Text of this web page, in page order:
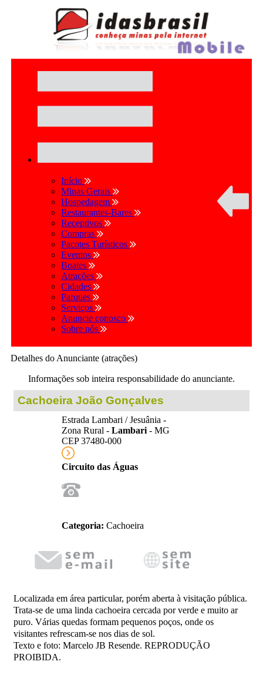
Início
Minas Gerais
Hospedagem
Restaurantes-Bares
Receptivos
Compras
Pacotes Turísticos
Eventos
Boates
Atrações
Cidades
Parques
Serviços
Anuncie conosco
Sobre nós
Detalhes do Anunciante (atrações)
Informações sob inteira responsabilidade do anunciante.
Cachoeira João Gonçalves
Estrada Lambari / Jesuânia -
Zona Rural - Lambari - MG
CEP 37480-000
Circuito das Águas
Categoria: Cachoeira
Localizada em área particular, porém aberta à visitação pública.
Trata-se de uma linda cachoeira cercada por verde e muito ar
puro. Várias quedas formam pequenos poços, onde os
visitantes refrescam-se nos dias de sol.
Texto e foto: Marcelo JB Resende. REPRODUÇÃO
PROIBIDA.